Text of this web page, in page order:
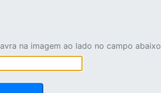
na imagem ao lado no campo abaixo